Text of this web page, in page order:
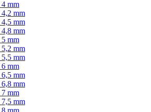
mm
mm
mm
mm
mm
mm
mm
mm
mm
mm
mm
mm
mm